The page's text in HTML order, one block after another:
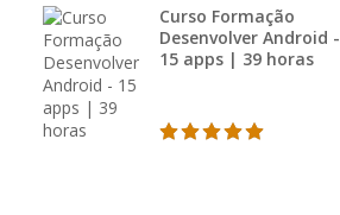
Curso Formação
Desenvolver Android -
15 apps | 39 horas